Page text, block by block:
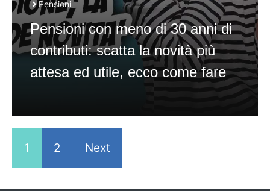
Pensioni
Pensioni con meno di 30 anni di
contributi: scatta la novità più
attesa ed utile, ecco come fare
1 2 Next